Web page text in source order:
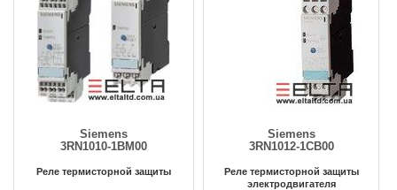
Siemens
3RN1010-1BM00
Реле термисторной защиты
Siemens
3RN1012-1CB00
Реле термисторной защиты
электродвигателя